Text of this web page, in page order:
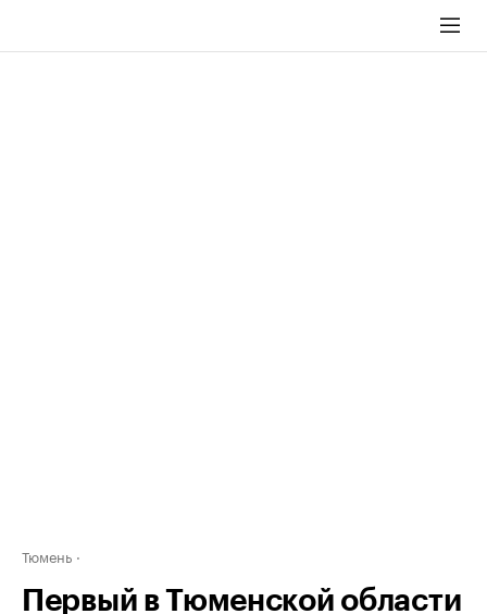
Тюмень
Первый в Тюменской области